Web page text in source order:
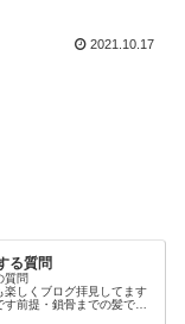
2021.10.17
る質問
質問
しくブログ拝見してます
前提・鎖骨までの髪で今